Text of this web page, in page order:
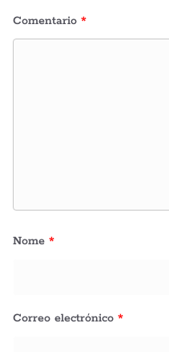
Comentario *
Nome *
Correo electrónico *